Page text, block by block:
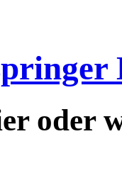
oder